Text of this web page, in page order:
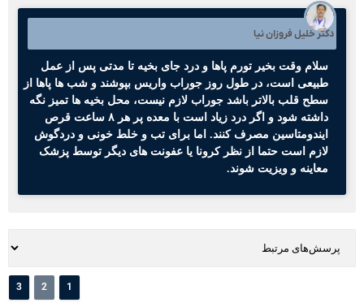
دکتر خلیل فروزان نیا
سلام وقت بخیر تورم پاها و درد جای بخیه تا مدتی پس از عمل
طبیعی است، در طول روز جوراب واریس بپوشند و شب ها پاها از
سطح قلب بالاتر باشد جوراب لازم نیست، محل بخیه ها تمیز نگه
داشته شود و اگر درد زیاد است با معده پر هر ۸ ساعت قرص
ایندومتاسین مصرف کنند. اما برای تب و خلط خونی و دردگوش
لازم است حتما از نظر کرونا یا عفونت های دیگر توسط پزشک
معاینه و ویزیت شوند.
1
2
3